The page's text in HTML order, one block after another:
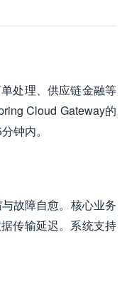
处理、供应链金融等
Cloud Gateway的
钟内。
故障自愈。核心业务
传输延迟。系统支持